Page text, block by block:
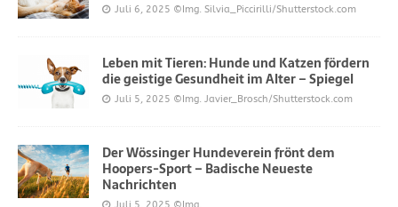
Juli 6, 2025 ©Img. Silvia_Piccirilli/Shutterstock.com
Leben mit Tieren: Hunde und Katzen fördern
die geistige Gesundheit im Alter – Spiegel
Juli 5, 2025 ©Img. Javier_Brosch/Shutterstock.com
Der Wössinger Hundeverein frönt dem
Hoopers-Sport – Badische Neueste
Nachrichten
Juli 5, 2025 ©Img.